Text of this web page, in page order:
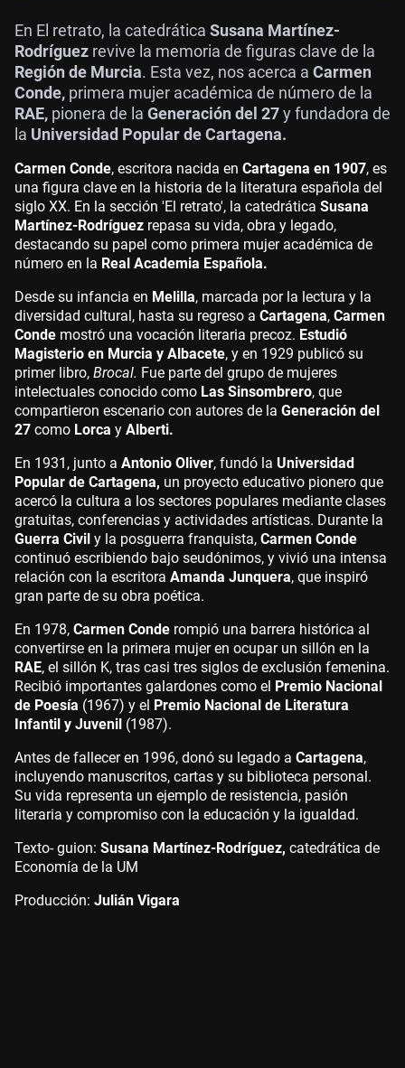
En El retrato, la catedrática Susana Martínez-
Rodríguez revive la memoria de figuras clave de la
Región de Murcia. Esta vez, nos acerca a Carmen
Conde, primera mujer académica de número de la
RAE, pionera de la Generación del 27y fundadora de
la Universidad Popular de Cartagena.
Carmen Conde, escritora nacida en Cartagena en 1907, es
una figura clave en la historia de la literatura española del
siglo XX. En la sección 'El retrato', la catedrática Susana
Martínez-Rodríguez repasa su vida, obra y legado,
destacando su papel como primera mujer académica de
número en la Real Academia Española.
Desde su infancia en Melilla, marcada por la lectura y la
diversidad cultural, hasta su regreso a Cartagena, Carmen
Conde mostró una vocación literaria precoz. Estudió
Magisterio en Murcia y Albacete, y en 1929 publicó su
primer libro, Brocal. Fue parte del grupo de mujeres
intelectuales conocido como Las Sinsombrero, que
compartieron escenario con autores de la Generación del
27 como Lorca y Alberti.
En 1931, junto a Antonio Oliver, fundó la Universidad
Popular de Cartagena, un proyecto educativo pionero que
acercó la cultura a los sectores populares mediante clases
gratuitas, conferencias y actividades artísticas. Durante la
Guerra Civil y la posguerra franquista, Carmen Conde
continuó escribiendo bajo seudónimos, y vivió una intensa
relación con la escritora Amanda Junquera, que inspiró
gran parte de su obra poética.
En 1978, Carmen Conde rompió una barrera histórica al
convertirse en la primera mujer en ocupar un sillón en la
RAE, el sillón K, tras casi tres siglos de exclusión femenina.
Recibió importantes galardones como el Premio Nacional
de Poesía (1967) y el Premio Nacional de Literatura
Infantil y Juvenil (1987).
Antes de fallecer en 1996, donó su legado a Cartagena,
incluyendo manuscritos, cartas y su biblioteca personal.
Su vida representa un ejemplo de resistencia, pasión
literaria y compromiso con la educación y la igualdad.
Texto- guion: Susana Martínez-Rodríguez, catedrática de
Economía de la UM
Producción: Julián Vigara